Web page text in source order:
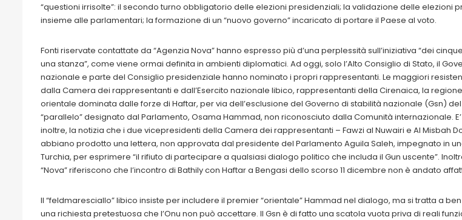
“questioni irrisolte”: il secondo turno obbligatorio delle elezioni presidenziali; la validazione delle elezioni
insieme alle parlamentari; la formazione di un “nuovo governo” incaricato di portare il Paese al voto.
Fonti riservate contattate da “Agenzia Nova” hanno espresso più d’una perplessità sull’iniziativa “dei
una stanza”, come viene ormai definita in ambienti diplomatici. Ad oggi, solo l’Alto Consiglio di Stato, il
nazionale e parte del Consiglio presidenziale hanno nominato i propri rappresentanti. Le maggiori
dalla Camera dei rappresentanti e dall’Esercito nazionale libico, rappresentanti della Cirenaica, la
orientale dominata dalle forze di Haftar, per via dell’esclusione del Governo di stabilità nazionale (Gsn)
“parallelo” designato dal Parlamento, Osama Hammad, non riconosciuto dalla Comunità internazionale.
inoltre, la notizia che i due vicepresidenti della Camera dei rappresentanti – Fawzi al Nuwairi e Al Misbah
abbiano prodotto una lettera, non approvata dal presidente del Parlamento Aguila Saleh, impegnato in
Turchia, per esprimere “il rifiuto di partecipare a qualsiasi dialogo politico che includa il Gun uscente”.
“Nova” riferiscono che l’incontro di Bathily con Haftar a Bengasi dello scorso 11 dicembre non è andato
Il “feldmaresciallo” libico insiste per includere il premier “orientale” Hammad nel dialogo, ma si tratta a
una richiesta pretestuosa che l’Onu non può accettare. Il Gsn è di fatto una scatola vuota priva di reali